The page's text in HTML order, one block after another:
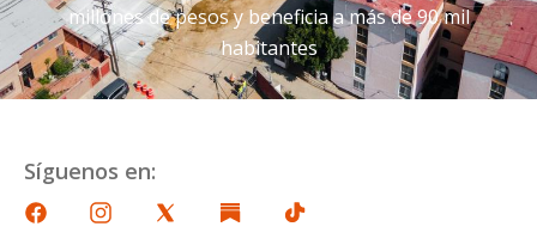
millones de pesos y beneficia a más de 90 mil
habitantes
Síguenos en: